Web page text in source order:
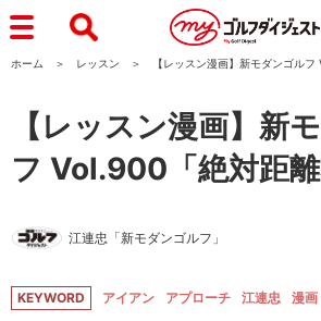
ホーム レッスン 【レッスン漫画】新モダンゴルフ
【レッスン漫画】新
フ Vol.900「絶対距離
江連忠「新モダンゴルフ」
KEYWORD アイアン アプローチ 江連忠 漫画